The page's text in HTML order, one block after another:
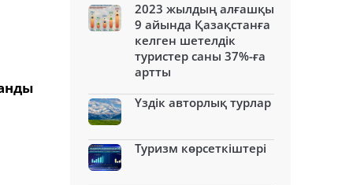
2023 жылдың алғашқы
9 айында Қазақстанға
келген шетелдік
туристер саны 37%-ға
артты
Үздік авторлық турлар
Туризм көрсеткіштері